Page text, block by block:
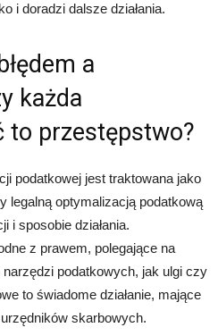
i doradzi dalsze działania.
a
każda
to przestępstwo?
podatkowej jest traktowana jako
legalną optymalizacją podatkową
i sposobie działania.
z prawem, polegające na
podatkowych, jak ulgi czy
to świadome działanie, mające
skarbowych.